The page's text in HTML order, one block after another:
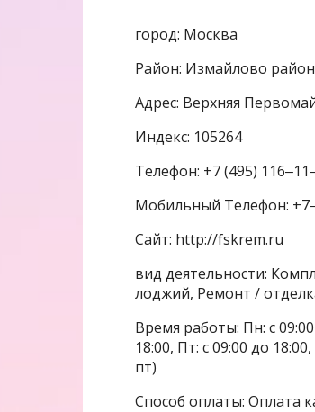
город: Москва
Район: Измайлово район
Адрес: Верхняя
Индекс: 105264
Телефон: +7 (495)
Мобильный Телефон:
Сайт: http://fskrem.ru
вид деятельности:
лоджий, Ремонт /
Время работы: Пн: с 09:00
18:00, Пт: с 09:00 до
пт)
Способ оплаты: Оплата